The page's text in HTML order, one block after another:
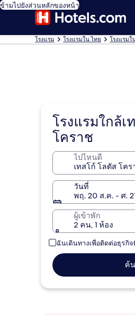
ข้ามไปยังส่วนหลักของหน้า
โรงแรม โรงแรมใน ไทย โรงแรมใ
โรงแรมใกล้เ
โคราช
ไปไหนดี
วันที่
พฤ. 20 ส.ค. - ศ.
ผู้เข้าพัก
2 คน, 1 ห้อง
ฉันเดินทางเพื่อติดต่อธุรกิจ
ค้